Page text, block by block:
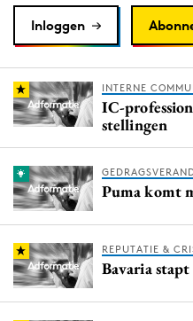
Inloggen
INTERNE
IC-
stellingen
Puma komt
REPUTATIE &
Bavaria